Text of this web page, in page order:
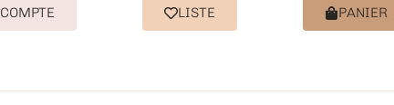
COMPTE LISTE PANIER